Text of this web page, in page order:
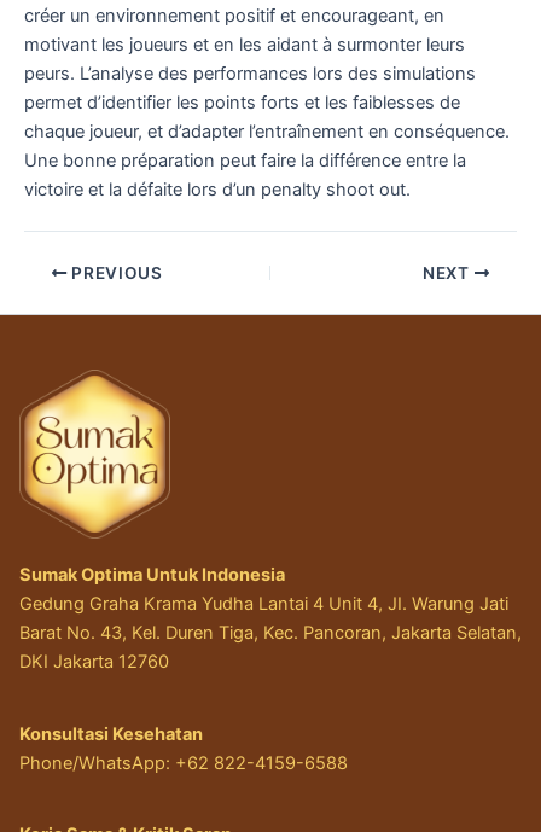
créer un environnement positif et encourageant, en
motivant les joueurs et en les aidant à surmonter leurs
peurs. L’analyse des performances lors des simulations
permet d’identifier les points forts et les faiblesses de
chaque joueur, et d’adapter l’entraînement en conséquence.
Une bonne préparation peut faire la différence entre la
victoire et la défaite lors d’un penalty shoot out.
PREVIOUS NEXT
Sumak Optima Untuk Indonesia
Gedung Graha Krama Yudha Lantai 4 Unit 4, JI. Warung Jati
Barat No. 43, Kel. Duren Tiga, Kec. Pancoran, Jakarta Selatan,
DKI Jakarta 12760
Konsultasi Kesehatan
Phone/WhatsApp: +62 822-4159-6588